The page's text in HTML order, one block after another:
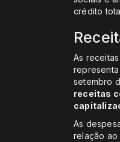
crédito
As
setembro
receitas
As
relação ao